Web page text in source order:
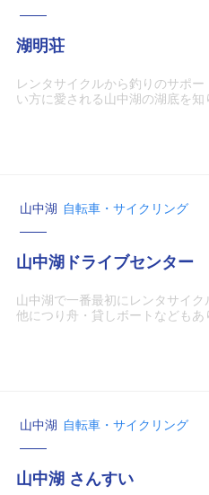
湖明荘
レンタサイクルから釣りのサポ
い方に愛される山中湖の湖底を知
山中湖 自転車・サイクリング
山中湖ドライブセンター
山中湖で一番最初にレンタサイ
他につり舟・貸しボートなどもあ
山中湖 自転車・サイクリング
山中湖 さんすい